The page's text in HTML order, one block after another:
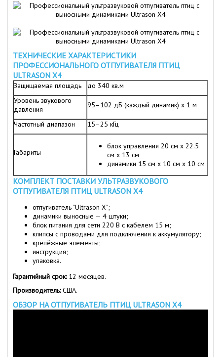
ТЕХНИЧЕСКИЕ ХАРАКТЕРИСТИКИ
ПРОФЕССИОНАЛЬНОГО ОТПУГИВАТЕЛЯ ПТИЦ
ULTRASON X4
Защищаемая площадь
до 340 кв.м
Уровень звукового
давления
95–102 дБ (каждый динамик) х 1 м
Частотный диапазон 15–25 кГц
Габариты
блок управления 20 см x 22.5
см x 13 см
динамики 15 см x 10 см x 10 см
КОМПЛЕКТ ПОСТАВКИ УЛЬТРАЗВУКОВОГО
ОТПУГИВАТЕЛЯ ПТИЦ ULTRASON X4
отпугиватель "Ultrason X";
динамики выносные — 4 штуки;
блок питания для сети 220 В с кабелем 15 м;
клипсы с проводами для подключения к аккумулятору;
крепёжные элементы;
инструкция;
упаковка.
Гарантийный срок:12 месяцев.
Производитель:США.
ОБЗОР НА ОТПУГИВАТЕЛЬ ПТИЦ ULTRASON X4